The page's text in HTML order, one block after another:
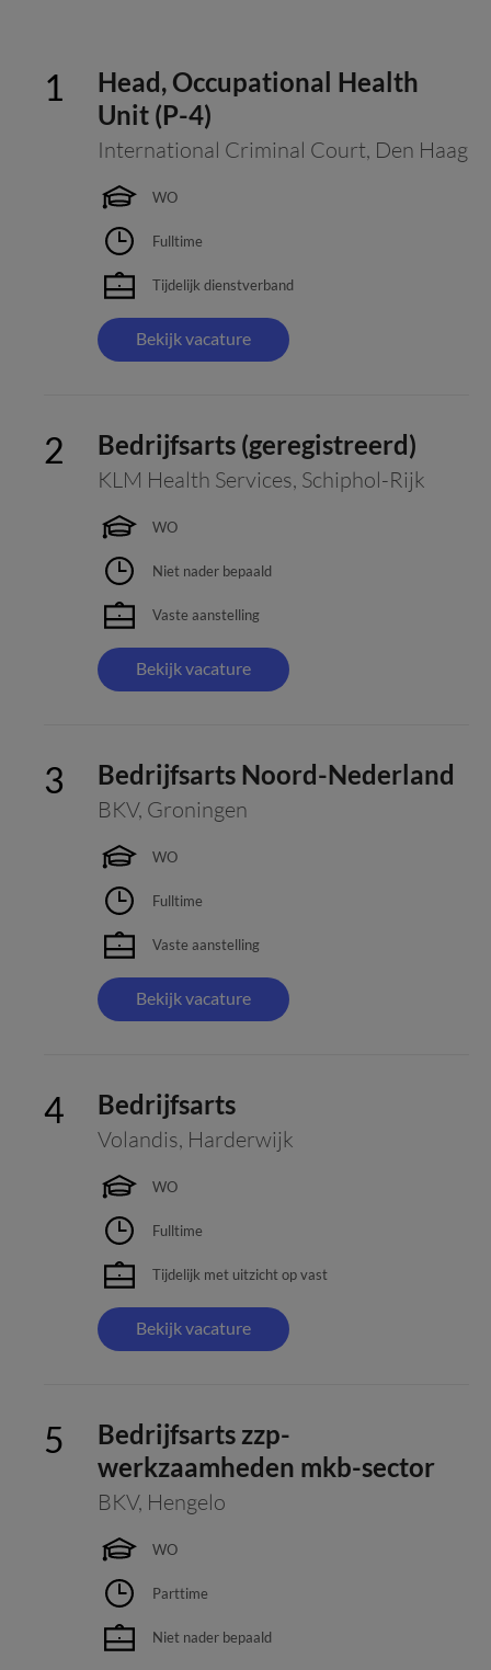
Head, Occupational Health
Unit (P-4)
International Criminal Court, Den Haag
WO
Fulltime
Tijdelijk dienstverband
Bekijk vacature
Bedrijfsarts (geregistreerd)
KLM Health Services, Schiphol-Rijk
WO
Niet nader bepaald
Vaste aanstelling
Bekijk vacature
Bedrijfsarts Noord-Nederland
BKV, Groningen
WO
Fulltime
Vaste aanstelling
Bekijk vacature
Bedrijfsarts
Volandis, Harderwijk
WO
Fulltime
Tijdelijk met uitzicht op vast
Bekijk vacature
Bedrijfsarts zzp-
werkzaamheden mkb-sector
BKV, Hengelo
WO
Parttime
Niet nader bepaald